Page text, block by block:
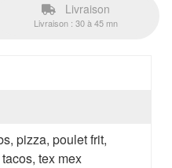
Livraison
Livraison : 30 à 45 mn
pizza, poulet frit,
tex mex